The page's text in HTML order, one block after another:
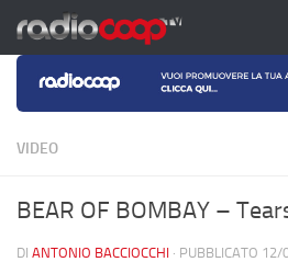
Salta al contenuto
VIDEO
BEAR OF BOMBAY –
DI ANTONIO BACCIOCCHI · PUBBLICATO 12/